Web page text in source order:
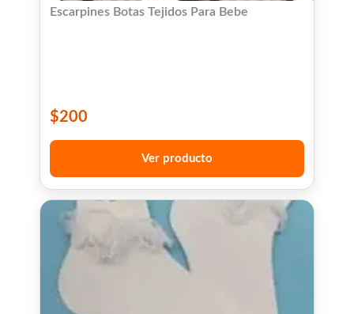
Escarpines Botas Tejidos Para Bebe
$200
Ver producto